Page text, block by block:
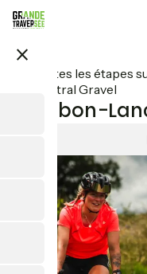
Aller
au
principal
close
Toutes les étapes
Central Gravel
Bourbon-